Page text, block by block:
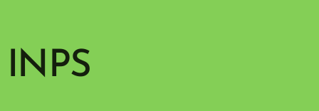
INPS